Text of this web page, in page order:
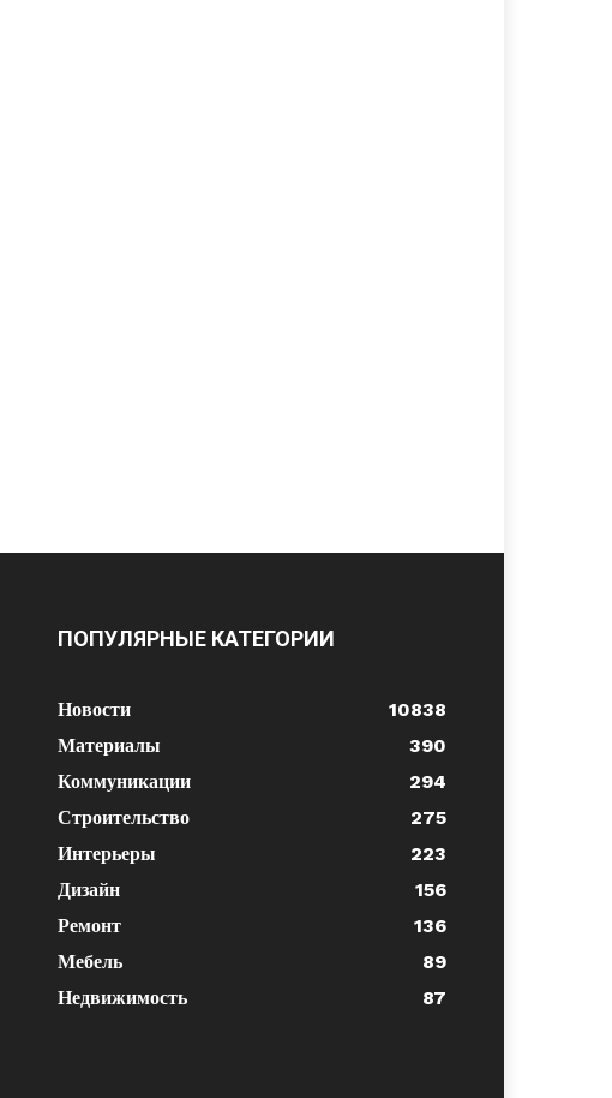
ПОПУЛЯРНЫЕ КАТЕГОРИИ
Новости
10838
Материалы
390
Коммуникации
294
Строительство
275
Интерьеры
223
Дизайн
156
Ремонт
136
Мебель
89
Недвижимость
87